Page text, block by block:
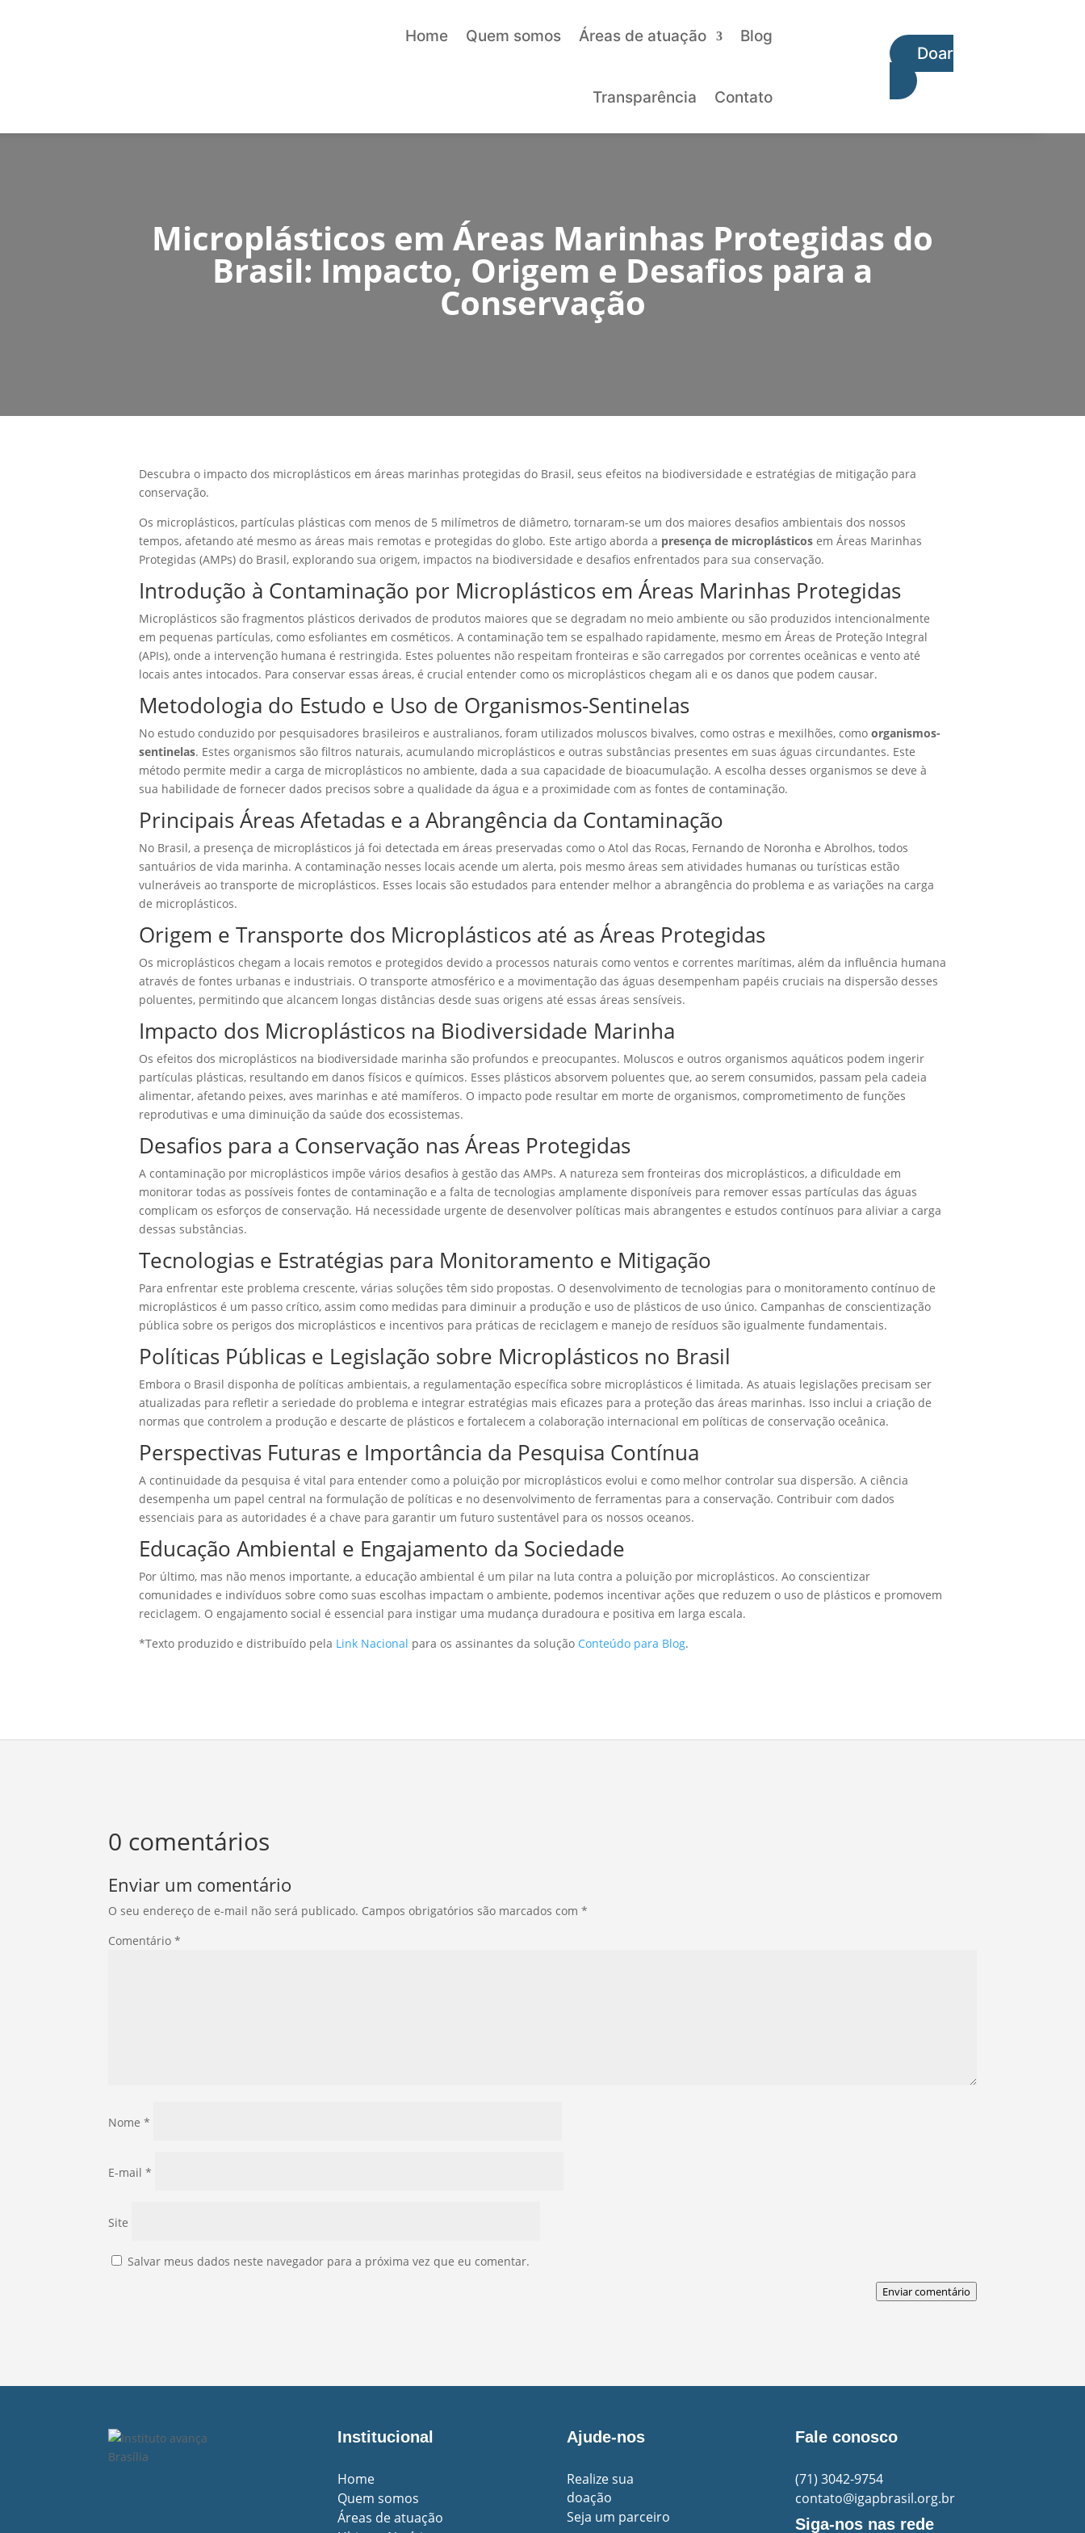
Home Quem somos Áreas de atuação Blog
Transparência Contato
Doar
Microplásticos em Áreas Marinhas Protegidas do
Brasil: Impacto, Origem e Desafios para a
Conservação
Descubra o impacto dos microplásticos em áreas marinhas protegidas do Brasil, seus efeitos na biodiversidade e estratégias de mitigação para
conservação.
Os microplásticos, partículas plásticas com menos de 5 milímetros de diâmetro, tornaram-se um dos maiores desafios ambientais dos nossos
tempos, afetando até mesmo as áreas mais remotas e protegidas do globo. Este artigo aborda a presença de microplásticos em Áreas Marinhas
Protegidas (AMPs) do Brasil, explorando sua origem, impactos na biodiversidade e desafios enfrentados para sua conservação.
Introdução à Contaminação por Microplásticos em Áreas Marinhas Protegidas
Microplásticos são fragmentos plásticos derivados de produtos maiores que se degradam no meio ambiente ou são produzidos intencionalmente
em pequenas partículas, como esfoliantes em cosméticos. A contaminação tem se espalhado rapidamente, mesmo em Áreas de Proteção Integral
(APIs), onde a intervenção humana é restringida. Estes poluentes não respeitam fronteiras e são carregados por correntes oceânicas e vento até
locais antes intocados. Para conservar essas áreas, é crucial entender como os microplásticos chegam ali e os danos que podem causar.
Metodologia do Estudo e Uso de Organismos-Sentinelas
No estudo conduzido por pesquisadores brasileiros e australianos, foram utilizados moluscos bivalves, como ostras e mexilhões, como organismos-
sentinelas. Estes organismos são filtros naturais, acumulando microplásticos e outras substâncias presentes em suas águas circundantes. Este
método permite medir a carga de microplásticos no ambiente, dada a sua capacidade de bioacumulação. A escolha desses organismos se deve à
sua habilidade de fornecer dados precisos sobre a qualidade da água e a proximidade com as fontes de contaminação.
Principais Áreas Afetadas e a Abrangência da Contaminação
No Brasil, a presença de microplásticos já foi detectada em áreas preservadas como o Atol das Rocas, Fernando de Noronha e Abrolhos, todos
santuários de vida marinha. A contaminação nesses locais acende um alerta, pois mesmo áreas sem atividades humanas ou turísticas estão
vulneráveis ao transporte de microplásticos. Esses locais são estudados para entender melhor a abrangência do problema e as variações na carga
de microplásticos.
Origem e Transporte dos Microplásticos até as Áreas Protegidas
Os microplásticos chegam a locais remotos e protegidos devido a processos naturais como ventos e correntes marítimas, além da influência humana
através de fontes urbanas e industriais. O transporte atmosférico e a movimentação das águas desempenham papéis cruciais na dispersão desses
poluentes, permitindo que alcancem longas distâncias desde suas origens até essas áreas sensíveis.
Impacto dos Microplásticos na Biodiversidade Marinha
Os efeitos dos microplásticos na biodiversidade marinha são profundos e preocupantes. Moluscos e outros organismos aquáticos podem ingerir
partículas plásticas, resultando em danos físicos e químicos. Esses plásticos absorvem poluentes que, ao serem consumidos, passam pela cadeia
alimentar, afetando peixes, aves marinhas e até mamíferos. O impacto pode resultar em morte de organismos, comprometimento de funções
reprodutivas e uma diminuição da saúde dos ecossistemas.
Desafios para a Conservação nas Áreas Protegidas
A contaminação por microplásticos impõe vários desafios à gestão das AMPs. A natureza sem fronteiras dos microplásticos, a dificuldade em
monitorar todas as possíveis fontes de contaminação e a falta de tecnologias amplamente disponíveis para remover essas partículas das águas
complicam os esforços de conservação. Há necessidade urgente de desenvolver políticas mais abrangentes e estudos contínuos para aliviar a carga
dessas substâncias.
Tecnologias e Estratégias para Monitoramento e Mitigação
Para enfrentar este problema crescente, várias soluções têm sido propostas. O desenvolvimento de tecnologias para o monitoramento contínuo de
microplásticos é um passo crítico, assim como medidas para diminuir a produção e uso de plásticos de uso único. Campanhas de conscientização
pública sobre os perigos dos microplásticos e incentivos para práticas de reciclagem e manejo de resíduos são igualmente fundamentais.
Políticas Públicas e Legislação sobre Microplásticos no Brasil
Embora o Brasil disponha de políticas ambientais, a regulamentação específica sobre microplásticos é limitada. As atuais legislações precisam ser
atualizadas para refletir a seriedade do problema e integrar estratégias mais eficazes para a proteção das áreas marinhas. Isso inclui a criação de
normas que controlem a produção e descarte de plásticos e fortalecem a colaboração internacional em políticas de conservação oceânica.
Perspectivas Futuras e Importância da Pesquisa Contínua
A continuidade da pesquisa é vital para entender como a poluição por microplásticos evolui e como melhor controlar sua dispersão. A ciência
desempenha um papel central na formulação de políticas e no desenvolvimento de ferramentas para a conservação. Contribuir com dados
essenciais para as autoridades é a chave para garantir um futuro sustentável para os nossos oceanos.
Educação Ambiental e Engajamento da Sociedade
Por último, mas não menos importante, a educação ambiental é um pilar na luta contra a poluição por microplásticos. Ao conscientizar
comunidades e indivíduos sobre como suas escolhas impactam o ambiente, podemos incentivar ações que reduzem o uso de plásticos e promovem
reciclagem. O engajamento social é essencial para instigar uma mudança duradoura e positiva em larga escala.
*Texto produzido e distribuído pela Link Nacional para os assinantes da solução Conteúdo para Blog.
0 comentários
Enviar um comentário
O seu endereço de e-mail não será publicado. Campos obrigatórios são marcados com*
Comentário*
Nome*
E-mail*
Site
Salvar meus dados neste navegador para a próxima vez que eu comentar.
Enviar comentário
Institucional
Home
Quem somos
Áreas de atuação
Ajude-nos
Realize sua
doação
Seja um parceiro
Fale conosco
(71)3042-9754
contato@igapbrasil.org.br
Siga-nos nas rede